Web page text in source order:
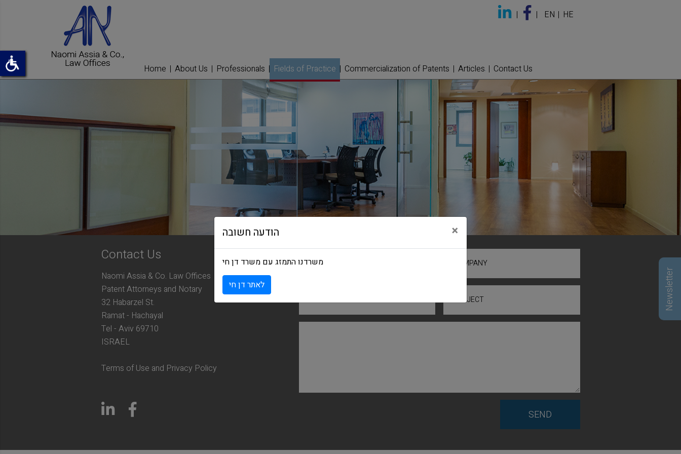
HE
EN
Home About Us Professionals Fields of Practice Commercialization of Patents Articles Contact Us
Newsletter
Contact Us
Naomi Assia & Co. Law Offices
Patent Attorneys and Notary
32 Habarzel St.
Ramat - Hachayal
Tel - Aviv 69710
ISRAEL
Terms of Use and Privacy Policy
NAME COMPANY
SUBJECT
הודעה חשובה ×
משרדנו התמזג עם משרד דן חי
לאתר דן חי